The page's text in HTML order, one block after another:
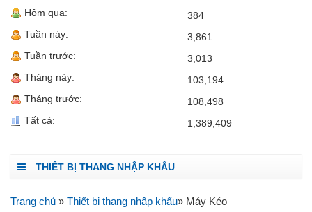
Hôm qua:
384
Tuần này:
3,861
Tuần trước:
3,013
Tháng này:
103,194
Tháng trước:
108,498
Tất cả:
1,389,409
THIẾT BỊ THANG NHẬP KHẨU
Trang chủ » Thiết bị thang nhập khẩu» Máy Kéo